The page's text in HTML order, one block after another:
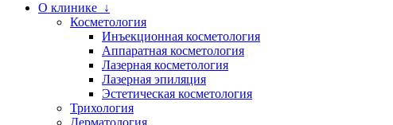
О клинике ↓
Косметология
Инъекционная косметология
Аппаратная косметология
Лазерная косметология
Лазерная эпиляция
Эстетическая косметология
Трихология
Дерматология